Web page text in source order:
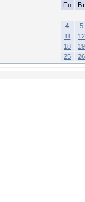
Пн
Вт
4
5
11
12
18
19
25
26